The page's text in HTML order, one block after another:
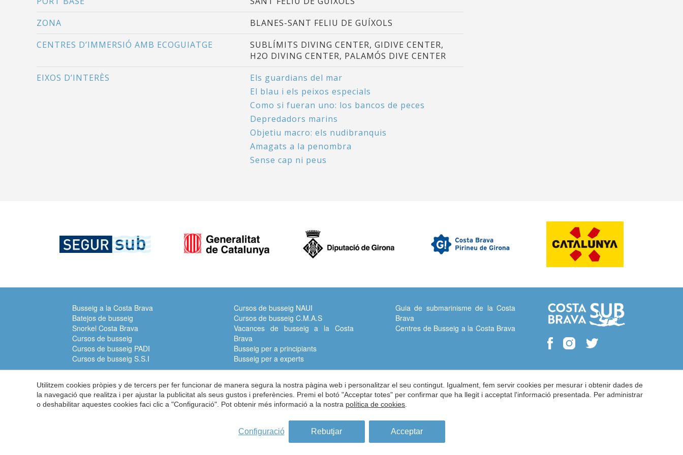
ZONA
BLANES-SANT FELIU DE GUÍXOLS
CENTRES D’IMMERSIÓ AMB ECOGUIATGE
SUBLÍMITS DIVING CENTER, GIDIVE CENTER,
H2O DIVING CENTER, PALAMÓS DIVE CENTER
EIXOS D’INTERÈS
Els guardians del mar
El blau i els peixos especials
Como si fueran uno: los bancos de peces
Depredadors marins
Objetiu macro: els nudibranquis
Amagats a la penombra
Sense cap ni peus
Busseig a la Costa Brava
Batejos de busseig
Snorkel Costa Brava
Cursos de busseig
Cursos de busseig PADI
Cursos de busseig S.S.I
Cursos de busseig NAUI
Cursos de busseig C.M.A.S
Vacances de busseig a la Costa
Brava
Busseig per a principiants
Busseig per a experts
Guia de submarinisme de la Costa
Brava
Centres de Busseig a la Costa Brava
Adreça: Carrer del Turisme, 1 -Vall-llobrega -Girona -ES -17253
Telèfon: 972 60 00 17 -Fax: 972 60 01 12 -info@subcostabrava.com
© 2026 Asociación de centros de inmersión de la costa brava
Política de Privacitat Condicions d'ús de la web Política de Cookies
Utilitzem cookies pròpies y de tercers per fer funcionar de manera segura la nostra pàgina web i personalitzar el seu contingut. Igualment, fem servir cookies per mesurar i obtenir dades de
la navegació que realitza i per ajustar la publicitat als seus gustos i preferències. Premi el botó "Acceptar totes" per confirmar que ha llegit i acceptat l'informació presentada. Per administrar
o deshabilitar aquestes cookies faci clic a "Configuració". Pot obtenir més informació a la nostra política de cookies
Configuració Rebutjar Acceptar